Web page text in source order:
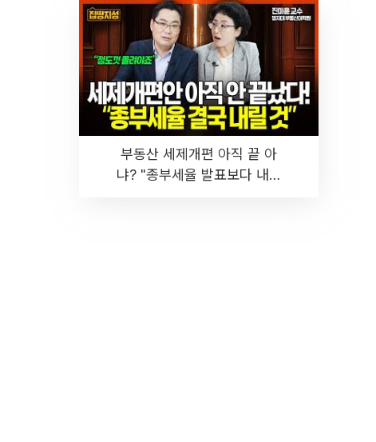
부동산 세제개편 아직 끝 아
냐? "종부세율 발표보다 내릴